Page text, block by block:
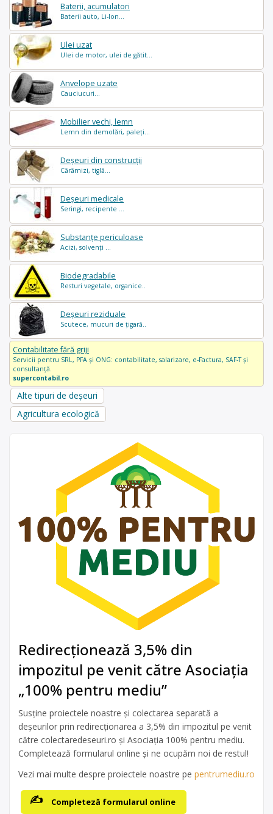
Baterii, acumulatori
Baterii auto, Li-Ion...
Ulei uzat
Ulei de motor, ulei de gătit...
Anvelope uzate
Cauciucuri...
Mobilier vechi, lemn
Lemn din demolări, paleți...
Deșeuri din construcții
Cărămizi, tiglă...
Deșeuri medicale
Seringi, recipente ...
Substanțe periculoase
Acizi, solvenți ...
Biodegradabile
Resturi vegetale, organice..
Deșeuri reziduale
Scutece, mucuri de țigară..
Contabilitate fără griji
Servicii pentru SRL, PFA și ONG: contabilitate, salarizare, e-Factura, SAF-T și
consultanță.
supercontabil.ro
Alte tipuri de deșeuri
Agricultura ecologică
Redirecționează 3,5% din
impozitul pe venit către Asociația
„100% pentru mediu”
Susține proiectele noastre și colectarea separată a
deșeurilor prin redirecționarea a 3,5% din impozitul pe venit
către colectaredeseuri.ro și Asociația 100% pentru mediu.
Completează formularul online și ne ocupăm noi de restul!
Vezi mai multe despre proiectele noastre pe pentrumediu.ro
Completeză formularul online